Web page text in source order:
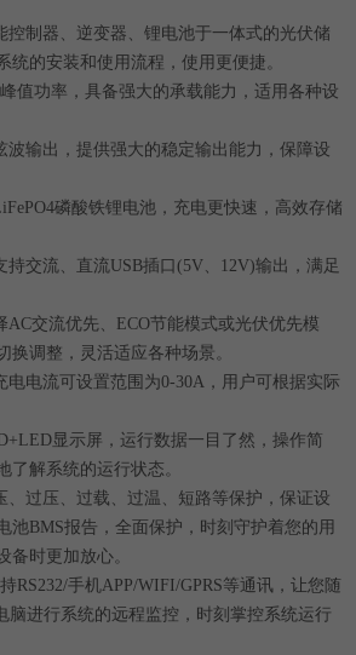
控制器、逆变器、锂电池于一体式的光伏储
统的安装和使用流程，使用更便捷。
值功率，具备强大的承载能力，适用各种设
波输出，提供强大的稳定输出能力，保障设
磷酸铁锂电池，充电更快速，高效存储
持交流、直流USB插口(5V、12V)输出，满足
AC交流优先、ECO节能模式或光伏优先模
换调整，灵活适应各种场景。
电电流可设置范围为0-30A，用户可根据实际
显示屏，运行数据一目了然，操作简
了解系统的运行状态。
、过压、过载、过温、短路等保护，保证设
池BMS报告，全面保护，时刻守护着您的用
备时更加放心。
RS232/手机APP/WIFI/GPRS等通讯，让您随
脑进行系统的远程监控，时刻掌控系统运行